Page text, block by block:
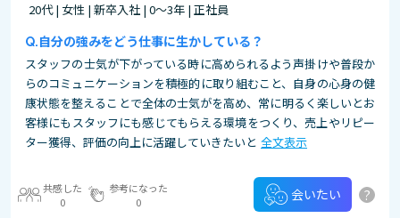
20代 | 女性 | 新卒入社 | 0～3年 | 正社員
自分の強みをどう仕事に生かしている？
スタッフの士気が下がっている時に高められるよう声掛けや普段か
らのコミュニケーションを積極的に取り組むこと、自身の心身の健
康状態を整えることで全体の士気がを高め、常に明るく楽しいとお
客様にもスタッフにも感じてもらえる環境をつくり、売上やリピー
ター獲得、評価の向上に活躍していきたいと 全文表示
共感した
0
参考になった
0
会いたい ?